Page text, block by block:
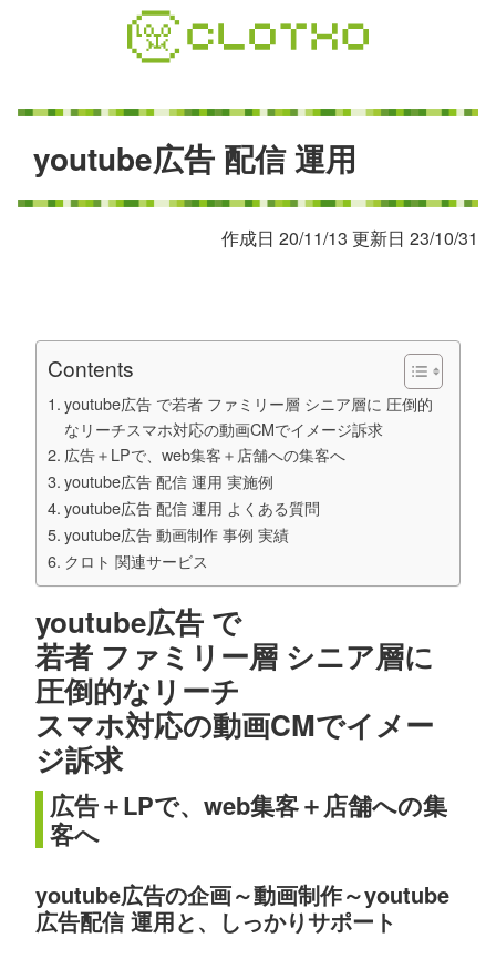
youtube広告 配信運用
作成日 20/11/13 更新日 23/10/31
Contents
youtube広告 で若者 ファミリー層 シニア層に 圧倒的
なリーチスマホ対応の動画CMでイメージ訴求
広告＋LPで、web集客＋店舗への集客へ
youtube広告 配信 運用 実施例
youtube広告 配信 運用 よくある質問
youtube広告 動画制作 事例 実績
クロト 関連サービス
youtube広告 で
若者 ファミリー層 シニア層に
圧倒的なリーチ
スマホ対応の動画CMでイメー
ジ訴求
広告＋LPで、web集客＋店舗への集
客へ
youtube広告の企画～動画制作～youtube
広告配信 運用と、しっかりサポート